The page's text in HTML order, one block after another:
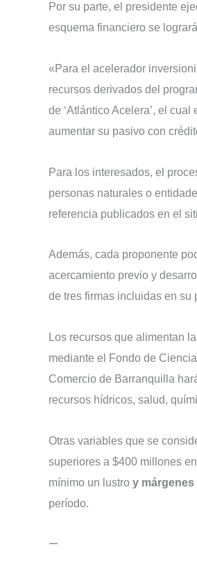
Por su parte, el presidente
esquema financiero se
«Para el acelerador
recursos derivados del
de ‘Atlántico Acelera’, el
aumentar su pasivo con
Para los interesados, el
personas naturales o
referencia publicados en el
Además, cada proponente
acercamiento previo y
de tres firmas incluidas en su
Los recursos que alimentan
mediante el Fondo de
Comercio de Barranquilla
recursos hídricos, salud,
Otras variables que se
superiores a $400 millones
mínimo un lustro y
período.
—